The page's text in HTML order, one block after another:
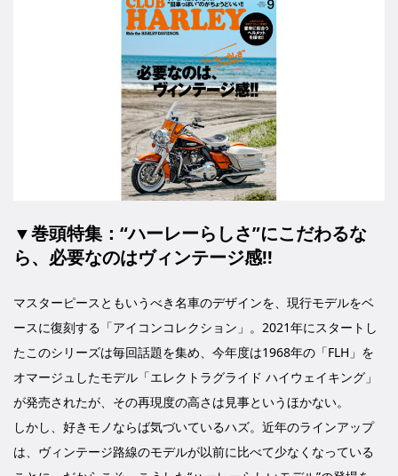
▼巻頭特集： “ハーレーらしさ”にこだわるな
ら、必要なのはヴィンテージ感!!
マスターピースともいうべき名車のデザインを、現行モデルをベ
ースに復刻する「アイコンコレクション」。2021年にスタートし
たこのシリーズは毎回話題を集め、今年度は1968年の「FLH」を
オマージュしたモデル「エレクトラグライド ハイウェイキング」
が発売されたが、その再現度の高さは見事というほかない。
しかし、好きモノならば気づいているハズ。近年のラインアップ
は、ヴィンテージ路線のモデルが以前に比べて少なくなっている